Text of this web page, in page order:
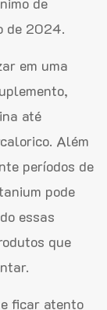
de 2024.
em uma
até
Além
períodos de
pode
essas
que
ficar atento